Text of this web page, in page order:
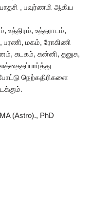
, பவுர்ணமி ஆகிய
உத்திரம், உத்தராடம்,
பரணி, மகம், ரோகிணி
கடகம், கன்னி, தனுசு,
நெற்கதிரிகளை
(Astro)., PhD